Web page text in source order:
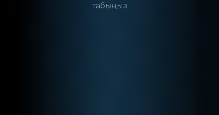
табыңыз